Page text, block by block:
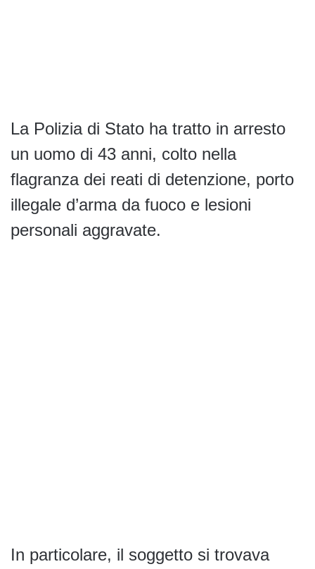
La Polizia di Stato ha tratto in arresto
un uomo di 43 anni, colto nella
flagranza dei reati di detenzione, porto
illegale d’arma da fuoco e lesioni
personali aggravate.
In particolare, il soggetto si trovava